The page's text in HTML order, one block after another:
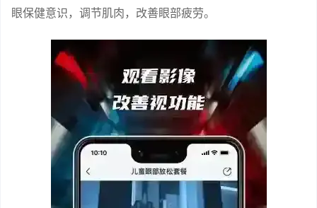
眼保健意识，调节肌肉，改善眼部疲劳。